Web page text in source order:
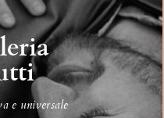
e universale